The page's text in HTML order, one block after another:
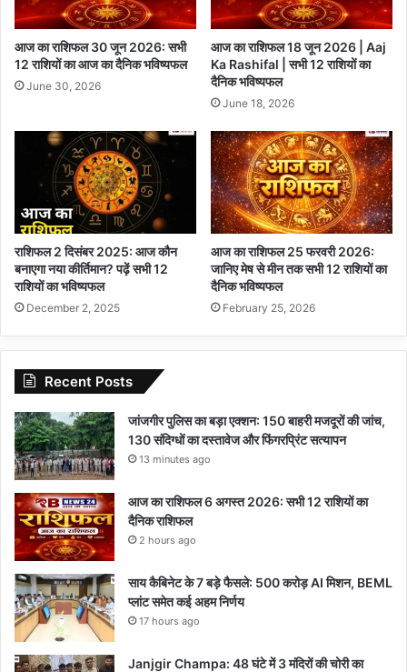
आज का राशिफल 30 जून 2026: सभी
12 राशियों का आज का दैनिक भविष्यफल
June 30, 2026
आज का राशिफल 18 जून 2026 | Aaj
Ka Rashifal | सभी 12 राशियों का
दैनिक भविष्यफल
June 18, 2026
राशिफल 2 दिसंबर 2025: आज कौन
बनाएगा नया कीर्तिमान? पढ़ें सभी 12
राशियों का भविष्यफल
December 2, 2025
आज का राशिफल 25 फरवरी 2026:
जानिए मेष से मीन तक सभी 12 राशियों का
दैनिक भविष्यफल
February 25, 2026
Recent Posts
जांजगीर पुलिस का बड़ा एक्शन: 150 बाहरी मजदूरों की जांच,
130 संदिग्धों का दस्तावेज और फिंगरप्रिंट सत्यापन
13 minutes ago
आज का राशिफल 6 अगस्त 2026: सभी 12 राशियों का
दैनिक राशिफल
2 hours ago
साय कैबिनेट के 7 बड़े फैसले: 500 करोड़ AI मिशन, BEML
प्लांट समेत कई अहम निर्णय
17 hours ago
Janjgir Champa: 48 घंटे में 3 मंदिरों की चोरी का